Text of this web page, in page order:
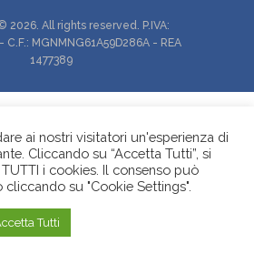
2026. All rights reserved. P.IVA:
C.F.: MGNMNG61A59D286A - REA
1477389
ai nostri visitatori un'esperienza di
Cliccando su “Accetta Tutti”, si
i cookies. Il consenso può
su "Cookie Settings".
Tutti